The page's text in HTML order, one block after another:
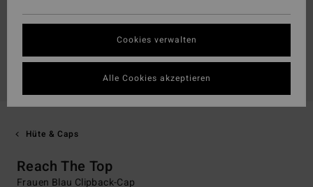
Hüte & Caps
Reach The Top
Frauen Blau Clipback-Cap
Cookies verwalten
Alle Cookies akzeptieren